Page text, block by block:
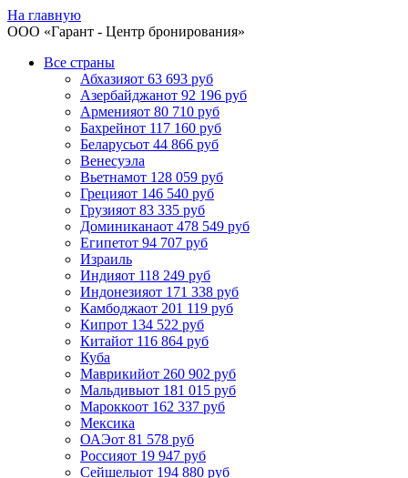
На главную
ООО «Гарант - Центр бронирования»
Все страны
Абхазияот 63 693 руб
Азербайджанот 92 196 руб
Арменияот 80 710 руб
Бахрейнот 117 160 руб
Беларусьот 44 866 руб
Венесуэла
Вьетнамот 128 059 руб
Грецияот 146 540 руб
Грузияот 83 335 руб
Доминиканаот 478 549 руб
Египетот 94 707 руб
Израиль
Индияот 118 249 руб
Индонезияот 171 338 руб
Камбоджаот 201 119 руб
Кипрот 134 522 руб
Китайот 116 864 руб
Куба
Маврикийот 260 902 руб
Мальдивыот 181 015 руб
Мароккоот 162 337 руб
Мексика
ОАЭот 81 578 руб
Россияот 19 947 руб
Сейшелыот 194 880 руб